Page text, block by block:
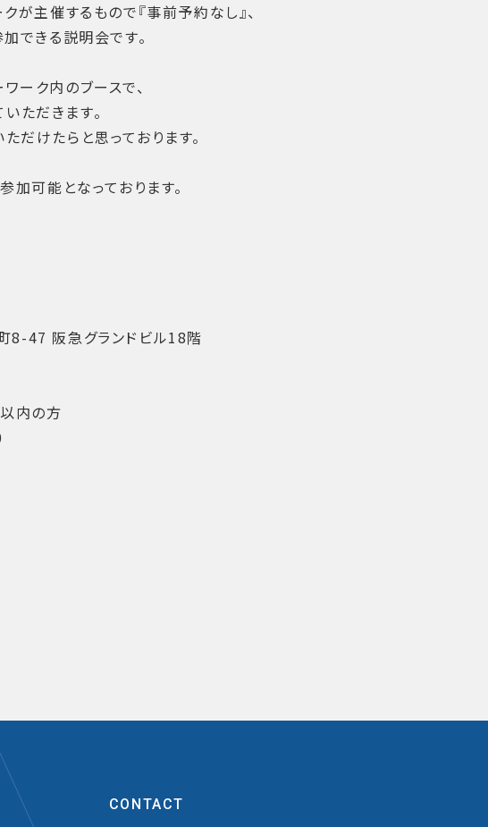
主催するもので『事前予約なし』、
できる説明会です。
ーク内のブースで、
ただきます。
だけたらと思っております。
可能となっております。
阪急グランドビル18階
内の方
CONTACT